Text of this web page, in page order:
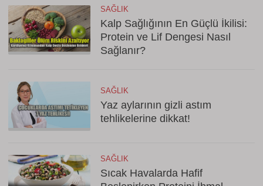
SAĞLIK
Kalp Sağlığının En Güçlü İkilisi:
Protein ve Lif Dengesi Nasıl
Sağlanır?
SAĞLIK
Yaz aylarının gizli astım
tehlikelerine dikkat!
SAĞLIK
Sıcak Havalarda Hafif